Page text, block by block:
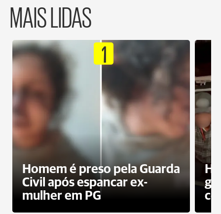
MAIS LIDAS
1
Homem é preso pela Guarda
Civil após espancar ex-
mulher em PG